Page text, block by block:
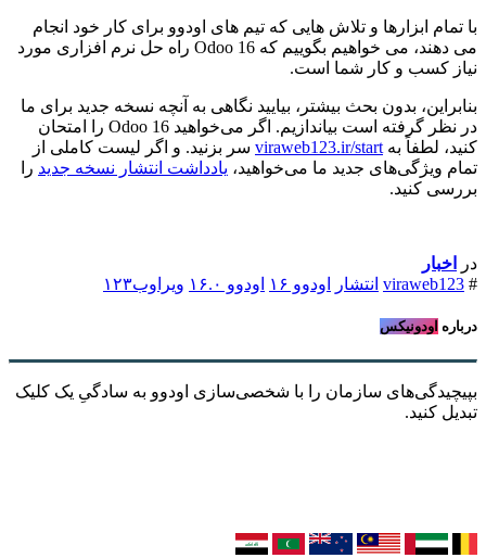
با تمام ابزارها و تلاش هایی که تیم های اودوو برای کار خود انجام
می دهند، می خواهیم بگوییم که Odoo 16 راه حل نرم افزاری مورد
نیاز کسب و کار شما است.
بنابراین، بدون بحث بیشتر، بیایید نگاهی به آنچه نسخه جدید برای ما
در نظر گرفته است بیاندازیم. اگر می‌خواهید Odoo 16 را امتحان
کنید، لطفاً به viraweb123.ir/start سر بزنید. و اگر لیست کاملی از
تمام ویژگی‌های جدید ما می‌خواهید، یادداشت انتشار نسخه جدید را
بررسی کنید.
در
اخبار
#
viraweb123 انتشار اودوو ۱۶ اودوو ۱۶.۰ ویراوب۱۲۳
درباره اودونیکس
بپیچیدگی‌های سازمان را با شخصی‌سازی اودوو به سادگیِ یک کلیک
تبدیل کنید.